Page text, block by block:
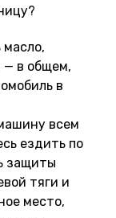
масло,
— в общем,
в
всем
ездить по
защиты
тяги и
место,